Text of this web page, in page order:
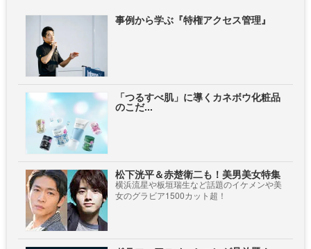
事例から学ぶ『特権アクセス管理』
「つるすべ肌」に導くカネボウ化粧品
のこだ...
松下洸平＆赤楚衛二も！美男美女特集
横浜流星や板垣瑞生など話題のイケメンや美
女のグラビア1500カット超！